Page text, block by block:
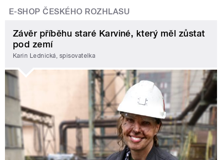
E-SHOP ČESKÉHO ROZHLASU
Závěr příběhu staré Karviné, který měl zůstat
pod zemí
Karin Lednická, spisovatelka